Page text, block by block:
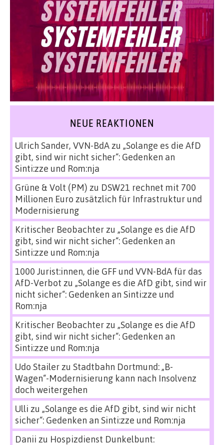
NEUE REAKTIONEN
Ulrich Sander, VVN-BdAzu „Solange es die AfD
gibt, sind wir nicht sicher“: Gedenken an
Sinti:zze und Rom:nja
Grüne & Volt (PM) zu DSW21 rechnet mit 700
Millionen Euro zusätzlich für Infrastruktur und
Modernisierung
Kritischer Beobachterzu „Solange es die AfD
gibt, sind wir nicht sicher“: Gedenken an
Sinti:zze und Rom:nja
1000 Jurist:innen, die GFF und VVN-BdA für das
AfD-Verbot zu „Solange es die AfD gibt, sind wir
nicht sicher“: Gedenken an Sinti:zze und
Rom:nja
Kritischer Beobachterzu „Solange es die AfD
gibt, sind wir nicht sicher“: Gedenken an
Sinti:zze und Rom:nja
Udo Stailerzu Stadtbahn Dortmund: „B-
Wagen“-Modernisierung kann nach Insolvenz
doch weitergehen
Ulli zu „Solange es die AfD gibt, sind wir nicht
sicher“: Gedenken an Sinti:zze und Rom:nja
Danii zu Hospizdienst Dunkelbunt: